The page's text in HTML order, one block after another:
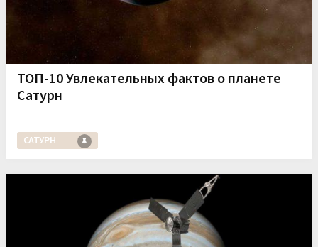
ТОП-10 Увлекательных фактов о планете
Сатурн
САТУРН